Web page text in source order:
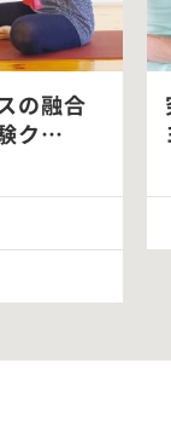
の融合
ク…